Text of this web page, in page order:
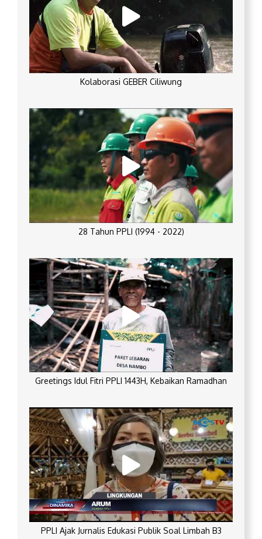
Kolaborasi GEBER Ciliwung
28 Tahun PPLI (1994 - 2022)
Greetings Idul Fitri PPLI 1443H, Kebaikan Ramadhan
PPLI Ajak Jurnalis Edukasi Publik Soal Limbah B3